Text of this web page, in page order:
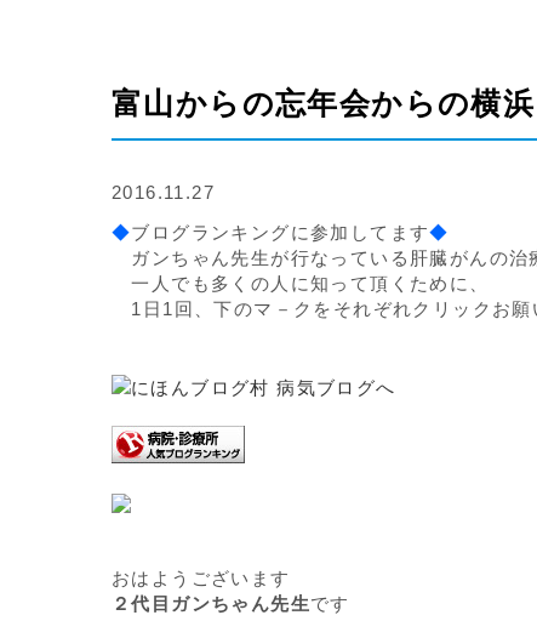
富山からの忘年会からの横
2016.11.27
◆ブログランキングに参加してます◆
ガンちゃん先生が行なっている肝臓がんの治
一人でも多くの人に知って頂くために、
1日1回、下のマ－クをそれぞれクリックお願
おはようございます
２代目ガンちゃん先生です